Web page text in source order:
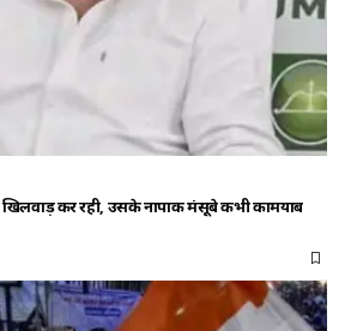
से खिलवाड़ कर रही, उसके नापाक मंसूबे कभी कामयाब